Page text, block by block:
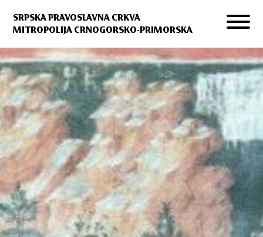
SRPSKA PRAVOSLAVNA CRKVA
MITROPOLIJA CRNOGORSKO-PRIMORSKA